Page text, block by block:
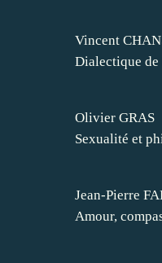
Vincent
Dialectique
Olivier GRAS
Sexualité et
Jean-Pierre
Amour,